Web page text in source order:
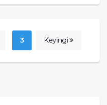
3 Keyingi